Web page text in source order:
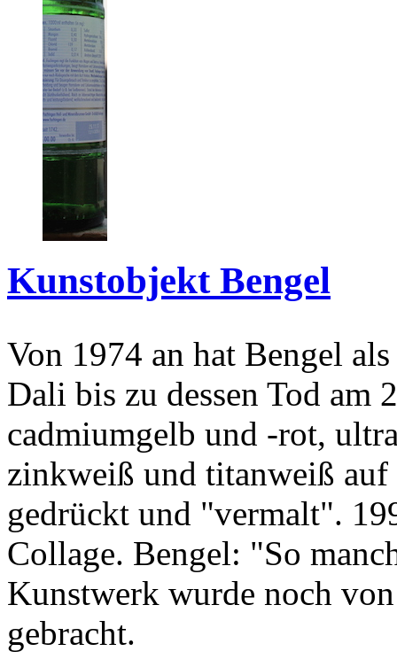
Kunstobjekt Bengel
Von 1974 an hat Bengel
Dali bis zu dessen Tod am
cadmiumgelb und -rot,
zinkweiß und titanweiß
gedrückt und "vermalt".
Collage. Bengel: "So
Kunstwerk wurde noch
gebracht.